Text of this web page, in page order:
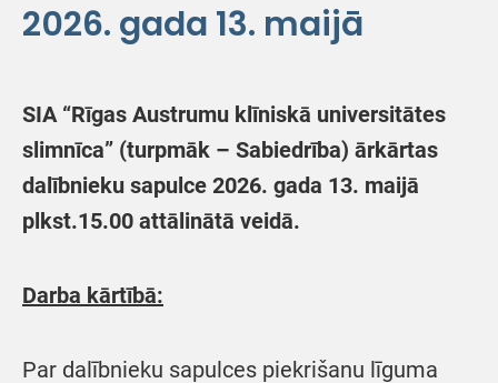
2026. gada 13. maijā
SIA “Rīgas Austrumu klīniskā universitātes
slimnīca” (turpmāk – Sabiedrība) ārkārtas
dalībnieku sapulce 2026. gada 13. maijā
plkst.15.00 attālinātā veidā.
Darba kārtībā:
Par dalībnieku sapulces piekrišanu līguma